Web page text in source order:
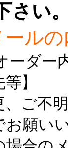
さい
ール
ーダ
】
、ご不
お願い